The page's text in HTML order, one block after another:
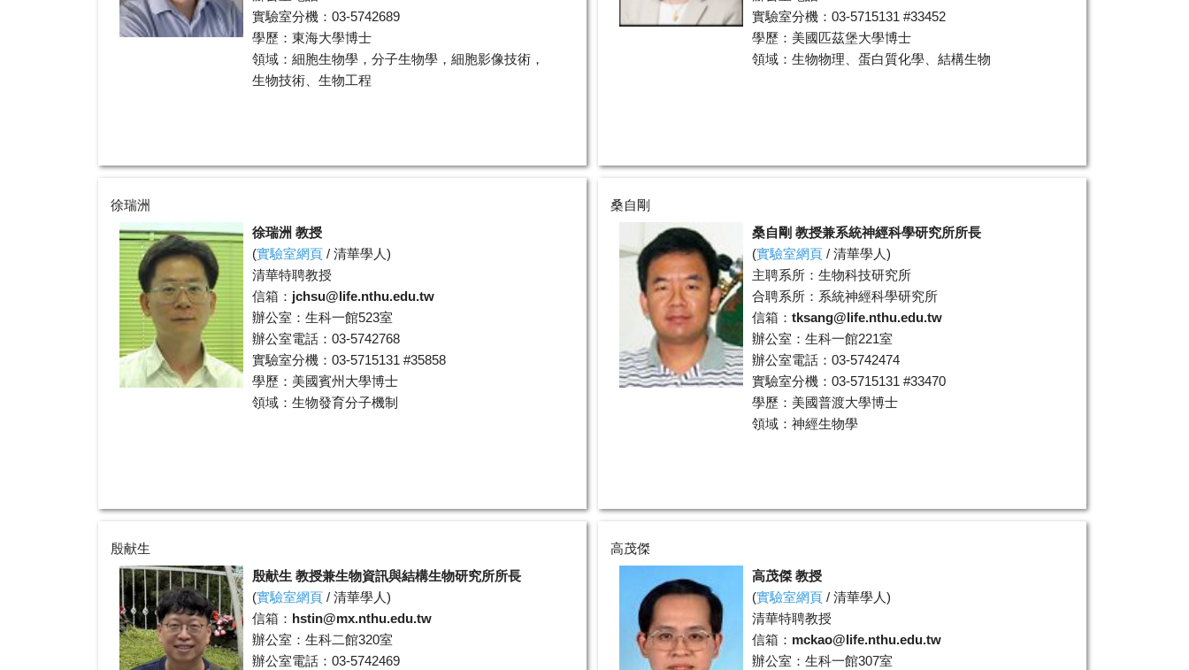
實驗室分機：03-5742689
學歷：東海大學博士
領域：細胞生物學，分子生物學，細胞影像技術，
生物技術、生物工程
實驗室分機：03-5715131 #33452
學歷：美國匹茲堡大學博士
領域：生物物理、蛋白質化學、結構生物
徐瑞洲
徐瑞洲 教授
(實驗室網頁 / 清華學人)
清華特聘教授
信箱： jchsu@life.nthu.edu.tw
辦公室：生科一館523室
辦公室電話：03-5742768
實驗室分機：03-5715131 #35858
學歷：美國賓州大學博士
領域：生物發育分子機制
桑自剛
桑自剛 教授兼系統神經科學研究所所長
(實驗室網頁 /清華學人)
主聘系所：生物科技研究所
合聘系所：系統神經科學研究所
信箱：tksang@life.nthu.edu.tw
辦公室：生科一館221室
辦公室電話：03-5742474
實驗室分機：03-5715131 #33470
學歷：美國普渡大學博士
領域：神經生物學
殷献生
殷献生 教授兼生物資訊與結構生物研究所所長
(實驗室網頁 / 清華學人)
信箱： hstin@mx.nthu.edu.tw
辦公室：生科二館320室
辦公室電話：03-5742469
高茂傑
高茂傑 教授
(實驗室網頁 /清華學人)
清華特聘教授
信箱： mckao@life.nthu.edu.tw
辦公室：生科一館307室